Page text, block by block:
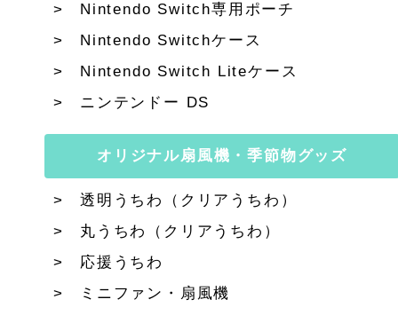
Nintendo Switch専用ポーチ
Nintendo Switchケース
Nintendo Switch Liteケース
ニンテンドー DS
オリジナル扇風機・季節物グッズ
透明うちわ（クリアうちわ）
丸うちわ（クリアうちわ）
応援うちわ
ミニファン・扇風機